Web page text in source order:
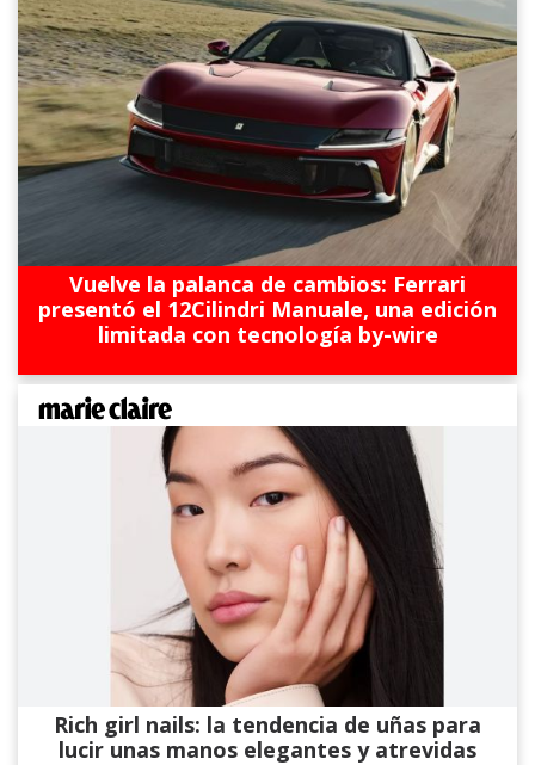
Vuelve la palanca de cambios: Ferrari
presentó el 12Cilindri Manuale, una edición
limitada con tecnología by-wire
Rich girl nails: la tendencia de uñas para
lucir unas manos elegantes y atrevidas